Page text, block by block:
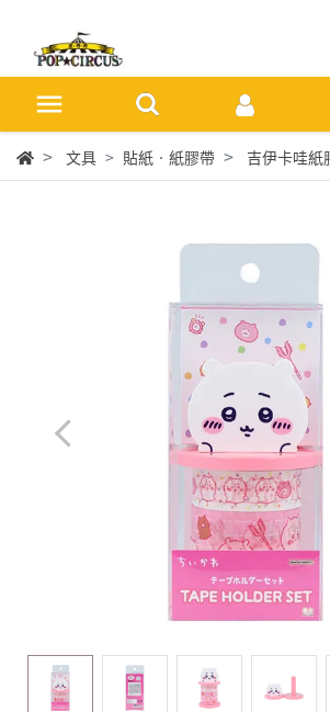
文具 貼紙‧紙膠帶 吉伊卡哇紙